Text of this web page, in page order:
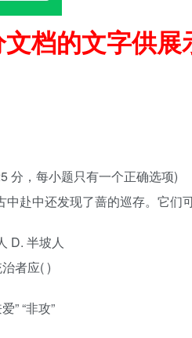
档的文字供展
分，每小题只有一个正确选项)
赴中还发现了蔷的巡存。它们
D. 半坡人
者应( )
” “非攻”